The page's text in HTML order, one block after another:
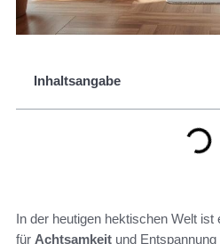
Inhaltsangabe
In der heutigen hektischen Welt
für Achtsamkeit und